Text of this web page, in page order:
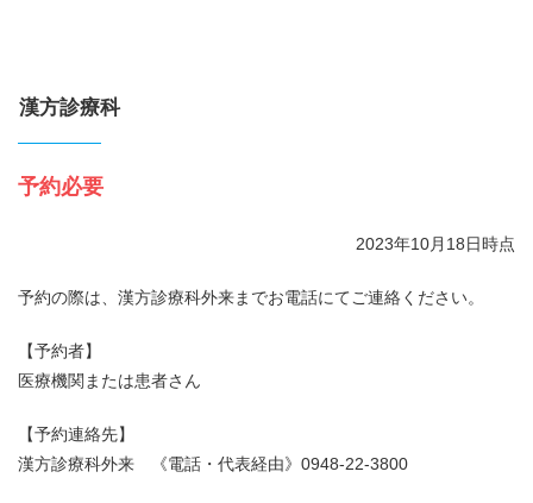
漢方診療科
予約必要
2023年10月18日時点
予約の際は、漢方診療科外来までお電話にてご連絡ください。
【予約者】
医療機関または患者さん
【予約連絡先】
漢方診療科外来 《電話・代表経由》0948-22-3800